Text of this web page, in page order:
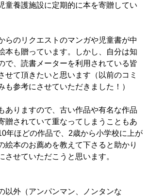
童養護施設に定期的に本を寄贈してい
らのリクエストのマンガや児童書が中
本も贈っています。しかし、自分は知
で、読書メーターを利用されている皆
せて頂きたいと思います（以前のコミ
も参考にさせていただきました！）
ありますので、古い作品や有名な作品
贈されていて重なってしまうこともあ
年ほどの作品で、2歳から小学校に上が
絵本のお薦めを教えて下さると助かり
させていただこうと思います。
以外（アンパンマン、ノンタンな